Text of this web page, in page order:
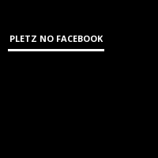
PLETZ NO FACEBOOK